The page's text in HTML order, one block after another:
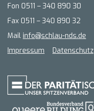
Fon 0511 – 340 890 30
Fax 0511 – 340 890 32
Mail info@schlau-nds.de
Impressum
Datenschutz